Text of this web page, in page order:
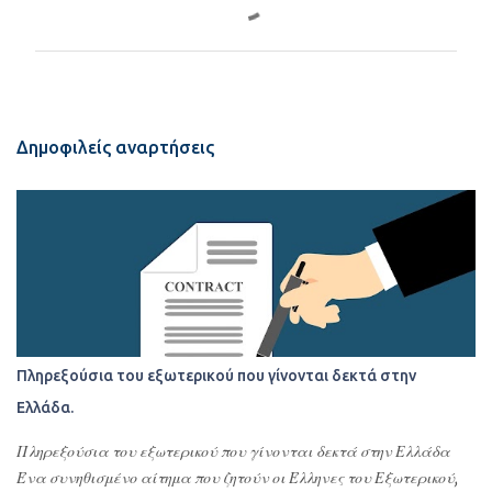
Δημοφιλείς αναρτήσεις
Πληρεξούσια του εξωτερικού που γίνονται δεκτά στην
Ελλάδα.
Πληρεξούσια του εξωτερικού που γίνονται δεκτά στην Ελλάδα
Ένα συνηθισμένο αίτημα που ζητούν οι Έλληνες του Εξωτερικού,